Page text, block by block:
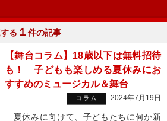
る １ 件の記事
【舞台コラム】18歳以下は無料招待
も！ 子どもも楽しめる夏休みにお
すすめのミュージカル＆舞台
コラム 2024年7月19日
夏休みに向けて、子どもたちに何か新